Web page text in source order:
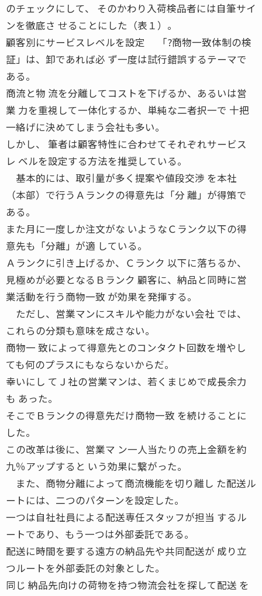
のチェックにして、 そのかわり入荷検品者には自筆サイ
ンを徹底さ せることにした（表１）。
顧客別にサービスレベルを設定 「?商物一致体制の検
証」は、卸であれば必 ず一度は試行錯誤するテーマで
ある。
商流と物 流を分離してコストを下げるか、あるいは営
業 力を重視して一体化するか、単純な二者択一で 十把
一絡げに決めてしまう会社も多い。
しかし、 筆者は顧客特性に合わせてそれぞれサービス
レ ベルを設定する方法を推奨している。
基本的には、取引量が多く提案や値段交渉 を本社
（本部）で行うＡランクの得意先は「分 離」が得策で
ある。
また月に一度しか注文がな いようなＣランク以下の得
意先も「分離」が適 している。
Ａランクに引き上げるか、Ｃランク 以下に落ちるか、
見極めが必要となるＢランク 顧客に、納品と同時に営
業活動を行う商物一致 が効果を発揮する。
ただし、営業マンにスキルや能力がない会社 では、
これらの分類も意味を成さない。
商物一 致によって得意先とのコンタクト回数を増やし
ても何のプラスにもならないからだ。
幸いにし てＪ社の営業マンは、若くまじめで成長余力
も あった。
そこでＢランクの得意先だけ商物一致 を続けることに
した。
この改革は後に、営業マ ン一人当たりの売上金額を約
九％アップすると いう効果に繋がった。
また、商物分離によって商流機能を切り離し た配送ル
ートには、二つのパターンを設定した。
一つは自社社員による配送専任スタッフが担当 するル
ートであり、もう一つは外部委託である。
配送に時間を要する遠方の納品先や共同配送が 成り立
つルートを外部委託の対象とした。
同じ 納品先向けの荷物を持つ物流会社を探して配送 を